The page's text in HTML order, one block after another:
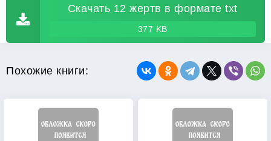
Скачать 12 жертв в формате txt
377 KB
Похожие книги: